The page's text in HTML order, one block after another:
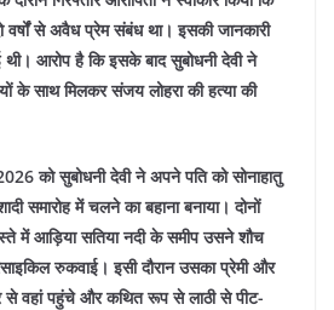
वर्षों से अवैध प्रेम संबंध था। इसकी जानकारी
आरोप है कि इसके बाद सुबोधनी देवी ने
के साथ मिलकर संजय लोहरा की हत्या की
को सुबोधनी देवी ने अपने पति को सोनाहातु
समारोह में चलने का बहाना बनाया। दोनों
में आड़िया सतिया नदी के समीप उसने शौच
रुकवाई। इसी दौरान उसका प्रेमी और
वहां पहुंचे और कथित रूप से लाठी से पीट-